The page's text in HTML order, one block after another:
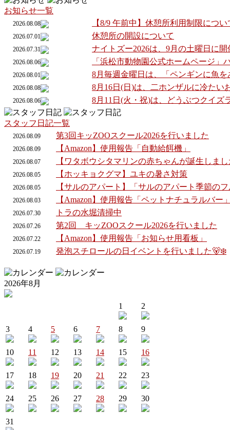
お知らせ一覧
2026.08.08 【8/9 午前中】休憩所利用制限につい
2026.07.01 休憩所の開設について
2026.07.31 ナイトズー2026は、9月の土曜日に開
2026.08.06 「浜松市動物園公式ホームページ」
2026.08.01 8月毎週金曜日は、「ペンギンに魚
2026.08.08 8月16日(日)は、二ホンザルに冷たい
2026.08.06 8月11日(火・祝)は、どうぶつクイズ
スタッフ日記一覧
2026.08.09 第3回キッZOOスクール2026を行いました
2026.08.09 【Amazon】使用報告「自動給餌機」
2026.08.07 【ワタボウシタマリンの赤ちゃんが誕生しま
2026.08.05 【ホッキョクグマ】ユキの暑さ対策
2026.08.05 【サルのアパート】「サルのアパート季節の
2026.08.03 【Amazon】使用報告「ペットナチュラルバー
2026.07.30 トラの水堀清掃中
2026.07.26 第2回 キッZOOスクール2026を行いました
2026.07.22 【Amazon】使用報告「お知らせ用看板」
2026.07.19 発泡スチロールの日イベントを行いました🐻‍❄️
2026年8月
1 2
3 4 5 6 7 8 9
10 11 12 13 14 15 16
17 18 19 20 21 22 23
24 25 26 27 28 29 30
31